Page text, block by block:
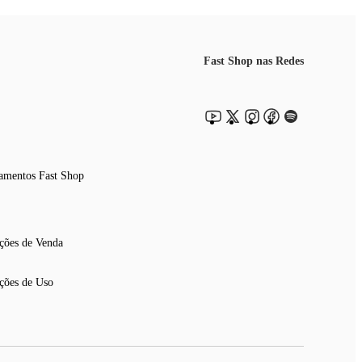
já disponível para compra.
Fast Shop
de Venda
de Uso
Fast Shop nas Redes